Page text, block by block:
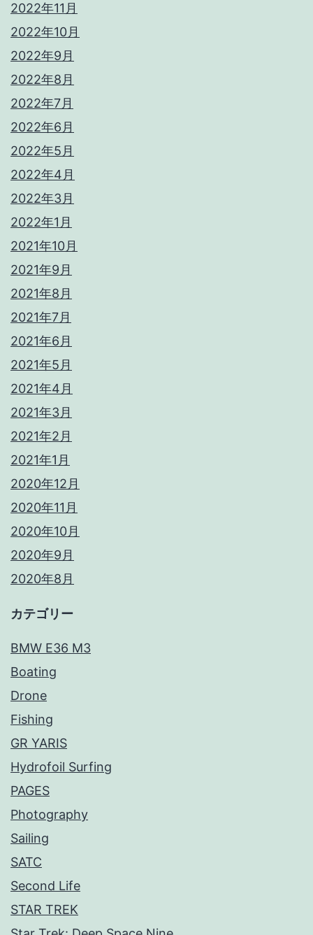
2022年11月
2022年10月
2022年9月
2022年8月
2022年7月
2022年6月
2022年5月
2022年4月
2022年3月
2022年1月
2021年10月
2021年9月
2021年8月
2021年7月
2021年6月
2021年5月
2021年4月
2021年3月
2021年2月
2021年1月
2020年12月
2020年11月
2020年10月
2020年9月
2020年8月
カテゴリー
BMW E36 M3
Boating
Drone
Fishing
GR YARIS
Hydrofoil Surfing
PAGES
Photography
Sailing
SATC
Second Life
STAR TREK